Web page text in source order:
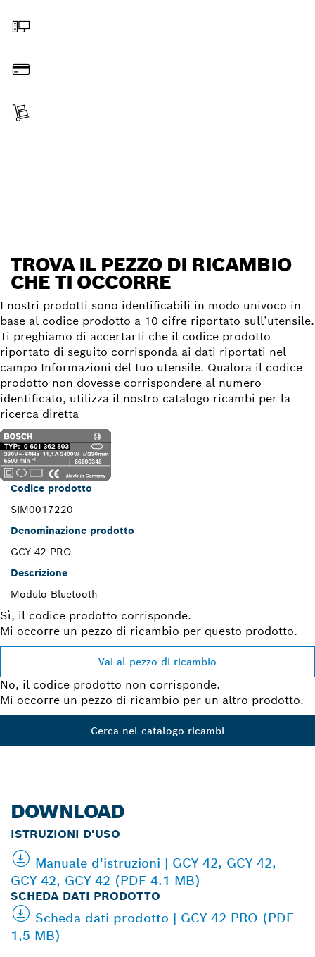
TROVA IL PEZZO DI RICAMBIO
CHE TI OCCORRE
I nostri prodotti sono identificabili in modo univoco in
base al codice prodotto a 10 cifre riportato sull’utensile.
Ti preghiamo di accertarti che il codice prodotto
riportato di seguito corrisponda ai dati riportati nel
campo Informazioni del tuo utensile. Qualora il codice
prodotto non dovesse corrispondere al numero
identificato, utilizza il nostro catalogo ricambi per la
ricerca diretta
Codice prodotto
SIM0017220
Denominazione prodotto
GCY 42 PRO
Descrizione
Modulo Bluetooth
Sì, il codice prodotto corrisponde.
Mi occorre un pezzo di ricambio per questo prodotto.
Vai al pezzo di ricambio
No, il codice prodotto non corrisponde.
Mi occorre un pezzo di ricambio per un altro prodotto.
Cerca nel catalogo ricambi
DOWNLOAD
ISTRUZIONI D'USO
Manuale d'istruzioni | GCY 42, GCY 42,
GCY 42, GCY 42 (PDF 4.1 MB)
SCHEDA DATI PRODOTTO
Scheda dati prodotto | GCY 42 PRO (PDF
1,5 MB)